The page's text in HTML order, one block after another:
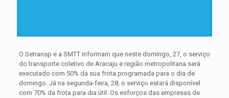
O Setransp e a SMTT informam que neste domingo, 27, o serviço
do transporte coletivo de Aracaju e região metropolitana será
executado com 50% da sua frota programada para o dia de
domingo. Já na segunda-feira, 28, o serviço estará disponível
com 70% da frota para dia útil. Os esforços das empresas de